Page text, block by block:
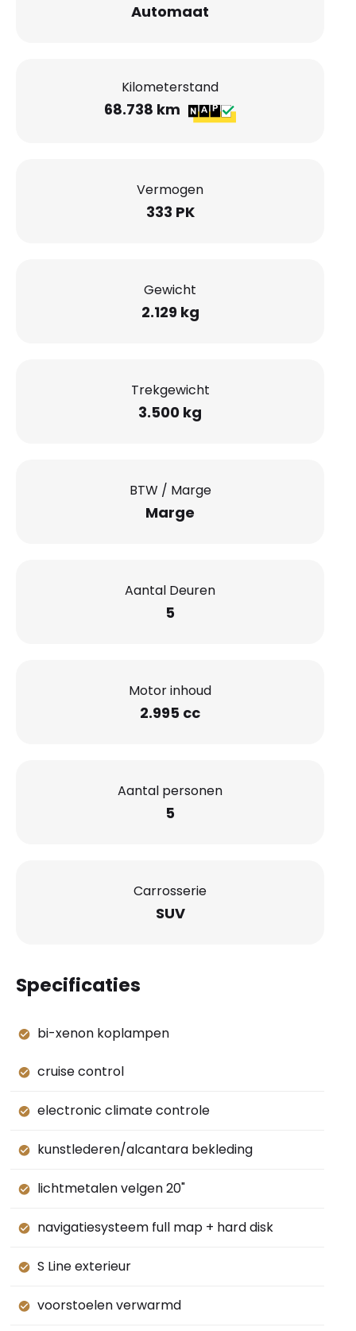
Automaat
Kilometerstand
68.738 km
Vermogen
333 PK
Gewicht
2.129 kg
Trekgewicht
3.500 kg
BTW / Marge
Marge
Aantal Deuren
5
Motor inhoud
2.995 cc
Aantal personen
5
Carrosserie
SUV
Specificaties
bi-xenon koplampen
cruise control
electronic climate controle
kunstlederen/alcantara bekleding
lichtmetalen velgen 20"
navigatiesysteem full map + hard disk
S Line exterieur
voorstoelen verwarmd